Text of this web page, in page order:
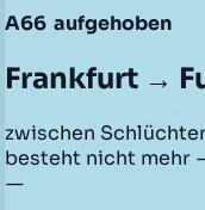
A66 aufgehoben
Frankfurt →
zwischen
besteht nicht mehr
—